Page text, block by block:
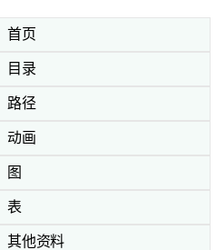
首页
目录
路径
动画
图
表
其他资料